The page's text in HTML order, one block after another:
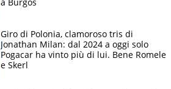
a Burgos
Giro di Polonia, clamoroso tris di
Jonathan Milan: dal 2024 a oggi solo
Pogacar ha vinto più di lui. Bene Romele
e Skerl